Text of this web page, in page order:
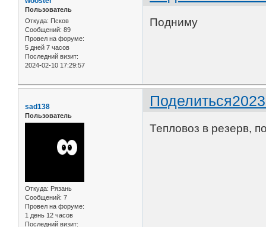
Пользователь
Откуда: Псков
Сообщений: 89
Провел на форуме:
5 дней 7 часов
Последний визит:
2024-02-10 17:29:57
Подниму
Поделиться
sad138
Пользователь
Откуда: Рязань
Сообщений: 7
Провел на форуме:
1 день 12 часов
Последний визит:
Тепловоз в резерв,